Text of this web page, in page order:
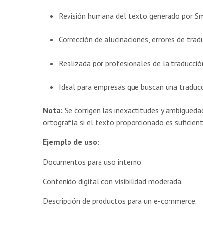
Revisión humana del texto generado por
Corrección de alucinaciones, errores de
Realizada por profesionales de la
Ideal para empresas que buscan una
Nota: Se corrigen las inexactitudes y
ortografía si el texto proporcionado es
Ejemplo de uso:
Documentos para uso interno.
Contenido digital con visibilidad moderada.
Descripción de productos para un e-commerce.